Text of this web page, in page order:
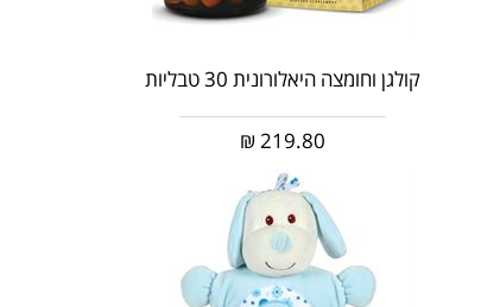
קולגן וחומצה היאלורונית 30 טבליות
219.80
₪